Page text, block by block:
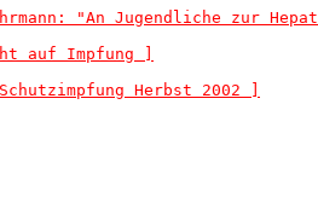
"An Jugendliche zur
auf Impfung ]
Herbst 2002 ]